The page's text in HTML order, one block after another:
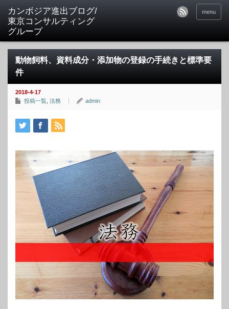
カンボジア進出ブログ/
東京コンサルティング
グループ
menu
動物飼料、資料成分・添加物の登録の手続きと標準要
件
2018-4-17
投稿一覧 法務 admin